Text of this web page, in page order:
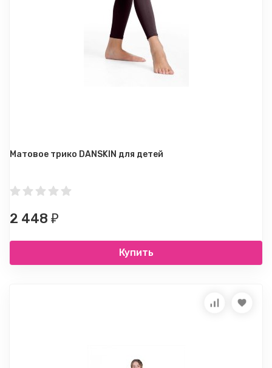
Матовое трико DANSKIN для детей
2 448 ₽
Купить